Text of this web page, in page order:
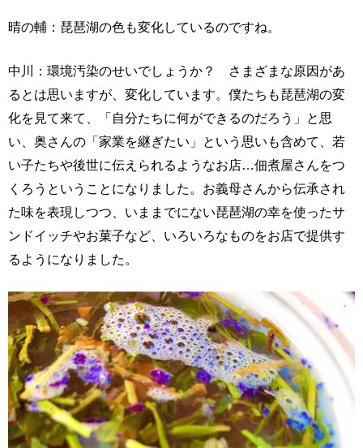
晴の輔：琵琶湖の色も変化しているのですね。
中川：環境汚染のせいでしょうか？ さまざまな原因があ
るとは思いますが、変化しています。僕たちも琵琶湖の変
化を見て来て、「自分たちに何ができるのだろう」と思
い、奥さんの「家業を継ぎたい」という思いも含めて、若
い子たちや後世に伝えられるようなお店…佃煮屋さんをつ
くろうということになりました。お義母さんから伝承され
た味を表現しつつ、いままでにない琵琶湖の幸を使ったサ
ンドイッチやお菓子など、いろいろなものをお店で提供す
るようになりました。